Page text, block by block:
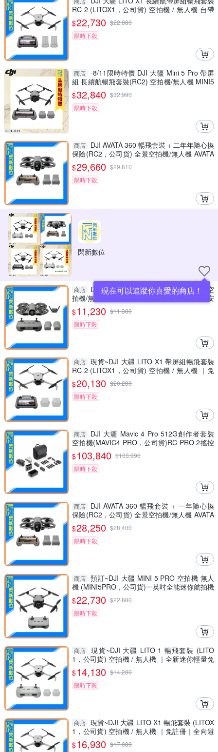
RC 2 (LITOX1，公司貨) 空拍機 / 無人機 自帶
內存
$22,730 $22,880
限時下殺
商店 -8/11限時特價 DJI 大疆 Mini 5 Pro 帶屏
組 長續航暢飛套裝(RC2) 空拍機/無人機 MINI5
PRO
$32,840 $32,990
限時下殺
商店
DJI AVATA 360 暢飛套裝 + 二年年隨心換
保險(RC2，公司貨) 全景空拍機/無人機 AVATA
360
$29,660 $29,810
限時下殺
閃新數位
現在可以追蹤你喜愛的商店！
商店
DJI Neo 2 暢飛套裝 (NEO2，公司貨)空
拍機/無人機 ｜掌上起飛4K畫質｜全向避障最安
心
$11,230 $11,380
限時下殺
商店 現貨~DJI 大疆 LITO X1 帶屏組暢飛套裝
RC 2 (LITOX1，公司貨) 空拍機 / 無人機 ｜免
註冊｜
$20,130 $20,280
限時下殺
商店
DJI 大疆 Mavic 4 Pro 512G創作者套裝
空拍機(MAVIC4 PRO，公司貨)RC PRO 2搖控
器
$103,840 $103,990
限時下殺
商店
DJI AVATA 360 暢飛套裝 + 一年隨心換
保險(RC2，公司貨) 全景空拍機/無人機 AVATA
360
$28,250 $28,400
限時下殺
商店 預訂~DJI 大疆 MINI 5 PRO 空拍機 無人
機 (MINI5PRO，公司貨)一英吋全能迷你航拍機
$22,730 $22,880
限時下殺
商店
現貨~DJI 大疆 LITO 1 暢飛套裝 (LITO
1，公司貨) 空拍機 / 無人機 ｜全新迷你輕量免
註冊｜全向避障
$14,130 $14,280
限時下殺
商店 現貨~DJI 大疆 LITO X1 暢飛套裝 (LITOX
1，公司貨) 空拍機 / 無人機 ｜免註冊｜全向避
障、自帶內存
$16,930 $17,080